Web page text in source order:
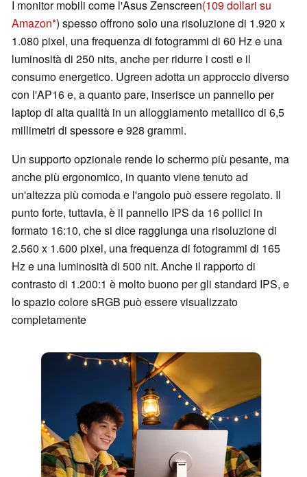
I monitor mobili come l'Asus Zenscreen(109 dollari su
Amazon ) spesso offrono solo una risoluzione di 1.920 x
1.080 pixel, una frequenza di fotogrammi di 60 Hz e una
luminosità di 250 nits, anche per ridurre i costi e il
consumo energetico. Ugreen adotta un approccio diverso
con l'AP16 e, a quanto pare, inserisce un pannello per
laptop di alta qualità in un alloggiamento metallico di 6,5
millimetri di spessore e 928 grammi.
Un supporto opzionale rende lo schermo più pesante, ma
anche più ergonomico, in quanto viene tenuto ad
un'altezza più comoda e l'angolo può essere regolato. Il
punto forte, tuttavia, è il pannello IPS da 16 pollici in
formato 16:10, che si dice raggiunga una risoluzione di
2.560 x 1.600 pixel, una frequenza di fotogrammi di 165
Hz e una luminosità di 500 nit. Anche il rapporto di
contrasto di 1.200:1 è molto buono per gli standard IPS, e
lo spazio colore sRGB può essere visualizzato
completamente